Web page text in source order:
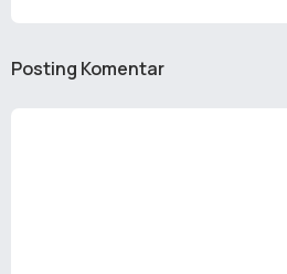
Posting Komentar